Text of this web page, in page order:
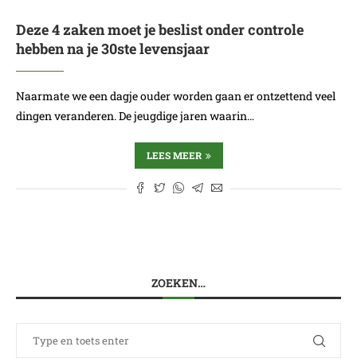
Deze 4 zaken moet je beslist onder controle
hebben na je 30ste levensjaar
Naarmate we een dagje ouder worden gaan er ontzettend veel
dingen veranderen. De jeugdige jaren waarin…
LEES MEER
ZOEKEN…